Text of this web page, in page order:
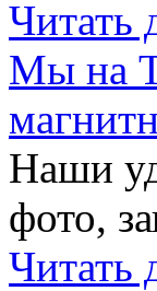
Читать
Мы на
Наши
фото,
Читать